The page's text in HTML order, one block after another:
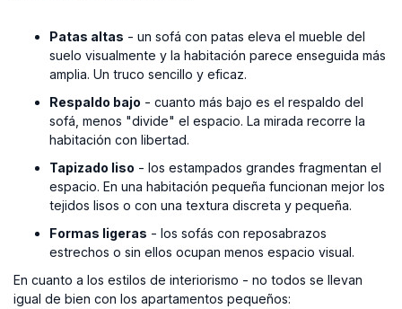
Patas altas - un sofá con patas eleva el mueble del
suelo visualmente y la habitación parece enseguida más
amplia. Un truco sencillo y eficaz.
Respaldo bajo - cuanto más bajo es el respaldo del
sofá, menos "divide" el espacio. La mirada recorre la
habitación con libertad.
Tapizado liso - los estampados grandes fragmentan el
espacio. En una habitación pequeña funcionan mejor los
tejidos lisos o con una textura discreta y pequeña.
Formas ligeras - los sofás con reposabrazos
estrechos o sin ellos ocupan menos espacio visual.
En cuanto a los estilos de interiorismo - no todos se llevan
igual de bien con los apartamentos pequeños: